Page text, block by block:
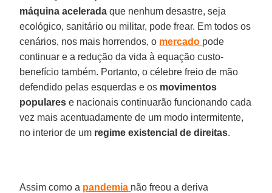
máquina acelerada que nenhum desastre, seja
ecológico, sanitário ou militar, pode frear. Em todos os
cenários, nos mais horrendos, o mercado pode
continuar e a redução da vida à equação custo-
benefício também. Portanto, o célebre freio de mão
defendido pelas esquerdas e os movimentos
populares e nacionais continuarão funcionando cada
vez mais acentuadamente de um modo intermitente,
no interior de um regime existencial de direitas.
Assim como a pandemia não freou a deriva